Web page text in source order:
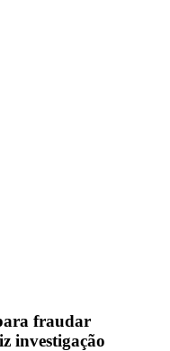
fraudar
investigação